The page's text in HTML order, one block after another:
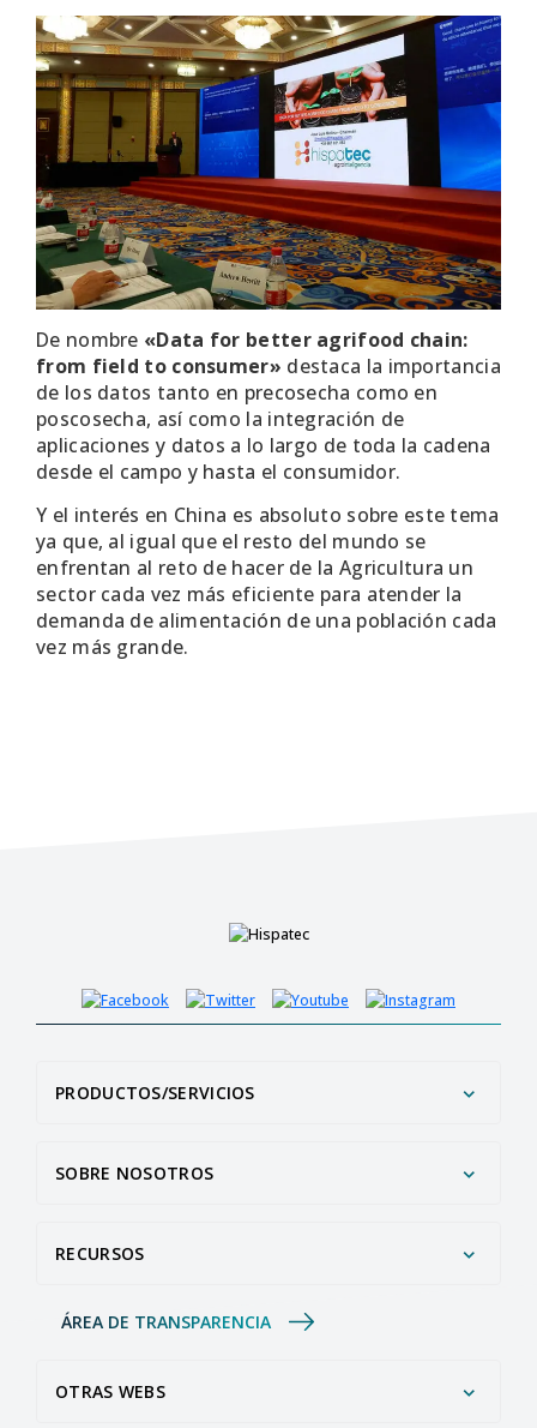
De nombre «Data for better agrifood chain:
from field to consumer» destaca la importancia
de los datos tanto en precosecha como en
poscosecha, así como la integración de
aplicaciones y datos a lo largo de toda la cadena
desde el campo y hasta el consumidor.
Y el interés en China es absoluto sobre este tema
ya que, al igual que el resto del mundo se
enfrentan al reto de hacer de la Agricultura un
sector cada vez más eficiente para atender la
demanda de alimentación de una población cada
vez más grande.
PRODUCTOS/SERVICIOS
SOBRE NOSOTROS
RECURSOS
ÁREA DE TRANSPARENCIA
OTRAS WEBS